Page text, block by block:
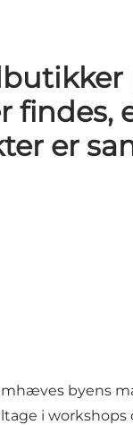
findes,
er
byens
i workshops